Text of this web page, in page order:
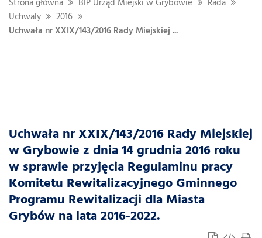
Strona główna BIP Urząd Miejski w Grybowie
Rada
Uchwaly
2016
Uchwała nr XXIX/143/2016 Rady Miejskiej ...
Uchwała nr XXIX/143/2016 Rady Miejskiej
w Grybowie z dnia 14 grudnia 2016 roku
w sprawie przyjęcia Regulaminu pracy
Komitetu Rewitalizacyjnego Gminnego
Programu Rewitalizacji dla Miasta
Grybów na lata 2016-2022.